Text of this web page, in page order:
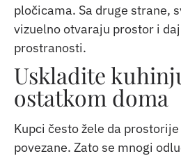
pločicama. Sa druge strane,
vizuelno otvaraju prostor i
prostranosti.
Uskladite
ostatkom doma
Kupci često žele da
povezane. Zato se mnogi